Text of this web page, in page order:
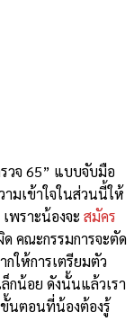
วจ 65” แบบจับมือ
มเข้าใจในส่วนนี้ให้
พราะน้องจะ สมัคร
คณะกรรมการจะตัด
ให้การเตรียมตัว
กน้อย ดังนั้นแล้วเรา
ขั้นตอนที่น้องต้องรู้